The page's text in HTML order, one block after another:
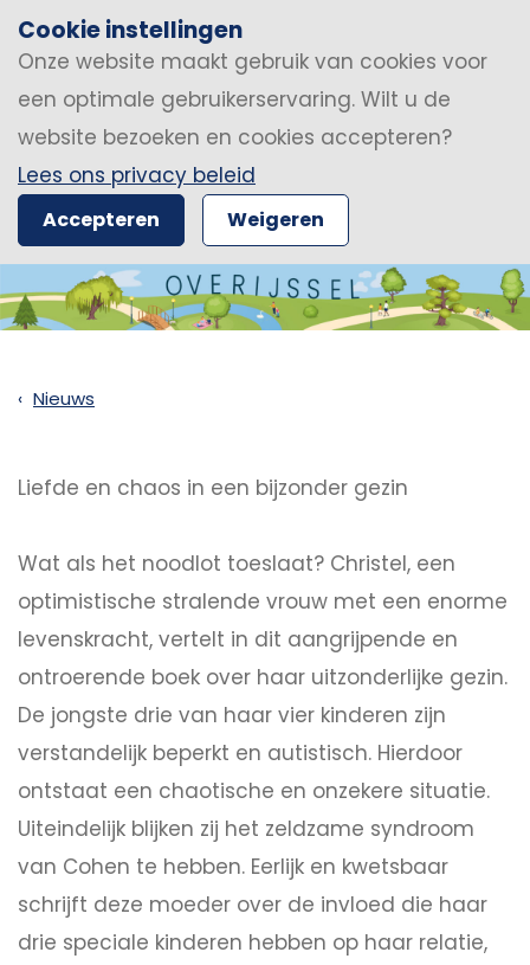
Cookie instellingen
Onze website maakt gebruik van cookies voor
een optimale gebruikerservaring. Wilt u de
website bezoeken en cookies accepteren?
Lees ons privacy beleid
Accepteren Weigeren
Nieuws
Liefde en chaos in een bijzonder gezin
Wat als het noodlot toeslaat? Christel, een
optimistische stralende vrouw met een enorme
levenskracht, vertelt in dit aangrijpende en
ontroerende boek over haar uitzonderlijke gezin.
De jongste drie van haar vier kinderen zijn
verstandelijk beperkt en autistisch. Hierdoor
ontstaat een chaotische en onzekere situatie.
Uiteindelijk blijken zij het zeldzame syndroom
van Cohen te hebben. Eerlijk en kwetsbaar
schrijft deze moeder over de invloed die haar
drie speciale kinderen hebben op haar relatie,